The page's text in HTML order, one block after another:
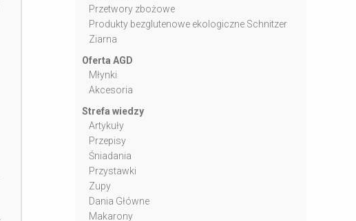
Przetwory zbożowe
Produkty bezglutenowe ekologiczne Schnitzer
Ziarna
Oferta AGD
Młynki
Akcesoria
Strefa wiedzy
Artykuły
Przepisy
Śniadania
Przystawki
Zupy
Dania Główne
Makarony